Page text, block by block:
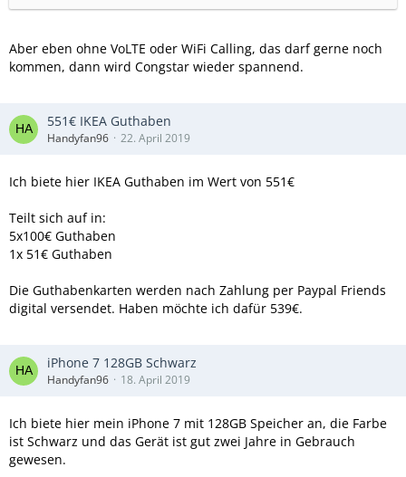
Aber eben ohne VoLTE oder WiFi Calling, das darf gerne noch
kommen, dann wird Congstar wieder spannend.
551€ IKEA Guthaben
Handyfan96 22. April 2019
Ich biete hier IKEA Guthaben im Wert von 551€
Teilt sich auf in:
5x100€ Guthaben
1x 51€ Guthaben
Die Guthabenkarten werden nach Zahlung per Paypal Friends
digital versendet. Haben möchte ich dafür 539€.
iPhone 7 128GB Schwarz
Handyfan96 18. April 2019
Ich biete hier mein iPhone 7 mit 128GB Speicher an, die Farbe
ist Schwarz und das Gerät ist gut zwei Jahre in Gebrauch
gewesen.